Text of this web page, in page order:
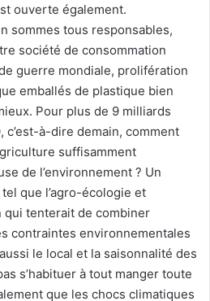
ouverte également.
sommes tous responsables,
société de consommation
guerre mondiale, prolifération
emballés de plastique bien
Pour plus de 9 milliards
c’est-à-dire demain, comment
suffisamment
de l’environnement ? Un
que l’agro-écologie et
qui tenterait de combiner
contraintes environnementales
le local et la saisonnalité des
s’habituer à tout manger toute
que les chocs climatiques